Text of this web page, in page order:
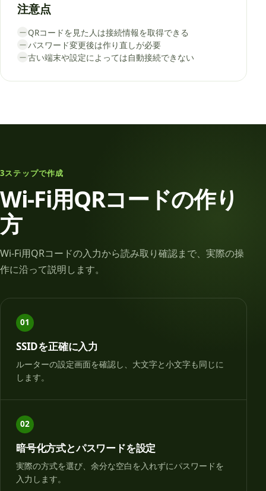
注意点
— QRコードを見た人は接続情報を取得できる
— パスワード変更後は作り直しが必要
— 古い端末や設定によっては自動接続できない
3ステップで作成
Wi-Fi用QRコードの作り
方
Wi-Fi用QRコードの入力から読み取り確認まで、実際の操
作に沿って説明します。
01
SSIDを正確に入力
ルーターの設定画面を確認し、大文字と小文字も同じに
します。
02
暗号化方式とパスワードを設定
実際の方式を選び、余分な空白を入れずにパスワードを
入力します。